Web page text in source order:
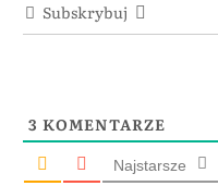
Subskrybuj
3 KOMENTARZE
Najstarsze